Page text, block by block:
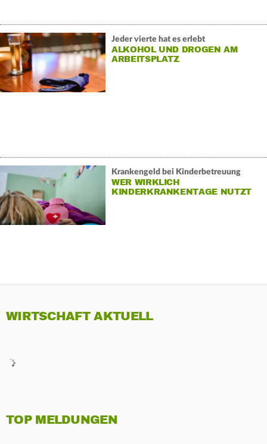
Jeder vierte hat es erlebt
ALKOHOL UND DROGEN AM
ARBEITSPLATZ
Krankengeld bei Kinderbetreuung
WER WIRKLICH
KINDERKRANKENTAGE NUTZT
WIRTSCHAFT AKTUELL
TOP MELDUNGEN